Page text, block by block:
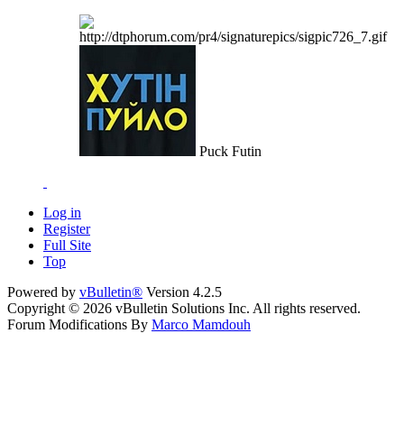
Puck Futin
Log in
Register
Full Site
Top
Powered by vBulletin® Version 4.2.5
Copyright © 2026 vBulletin Solutions Inc. All rights reserved.
Forum Modifications By Marco Mamdouh